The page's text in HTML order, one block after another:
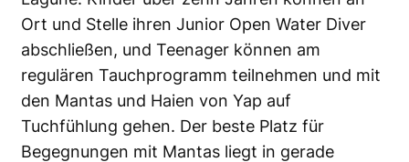
Ort und Stelle ihren Junior Open Water Diver
abschließen, und Teenager können am
regulären Tauchprogramm teilnehmen und mit
den Mantas und Haien von Yap auf
Tuchfühlung gehen. Der beste Platz für
Begegnungen mit Mantas liegt in gerade